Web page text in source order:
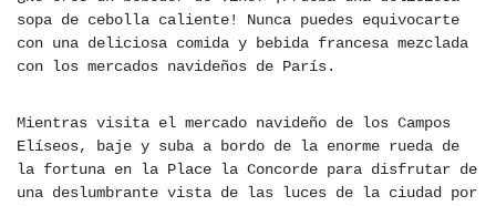
sopa de cebolla caliente! Nunca puedes equivocarte
con una deliciosa comida y bebida francesa mezclada
con los mercados navideños de París.
Mientras visita el mercado navideño de los Campos
Elíseos, baje y suba a bordo de la enorme rueda de
la fortuna en la Place la Concorde para disfrutar de
una deslumbrante vista de las luces de la ciudad por